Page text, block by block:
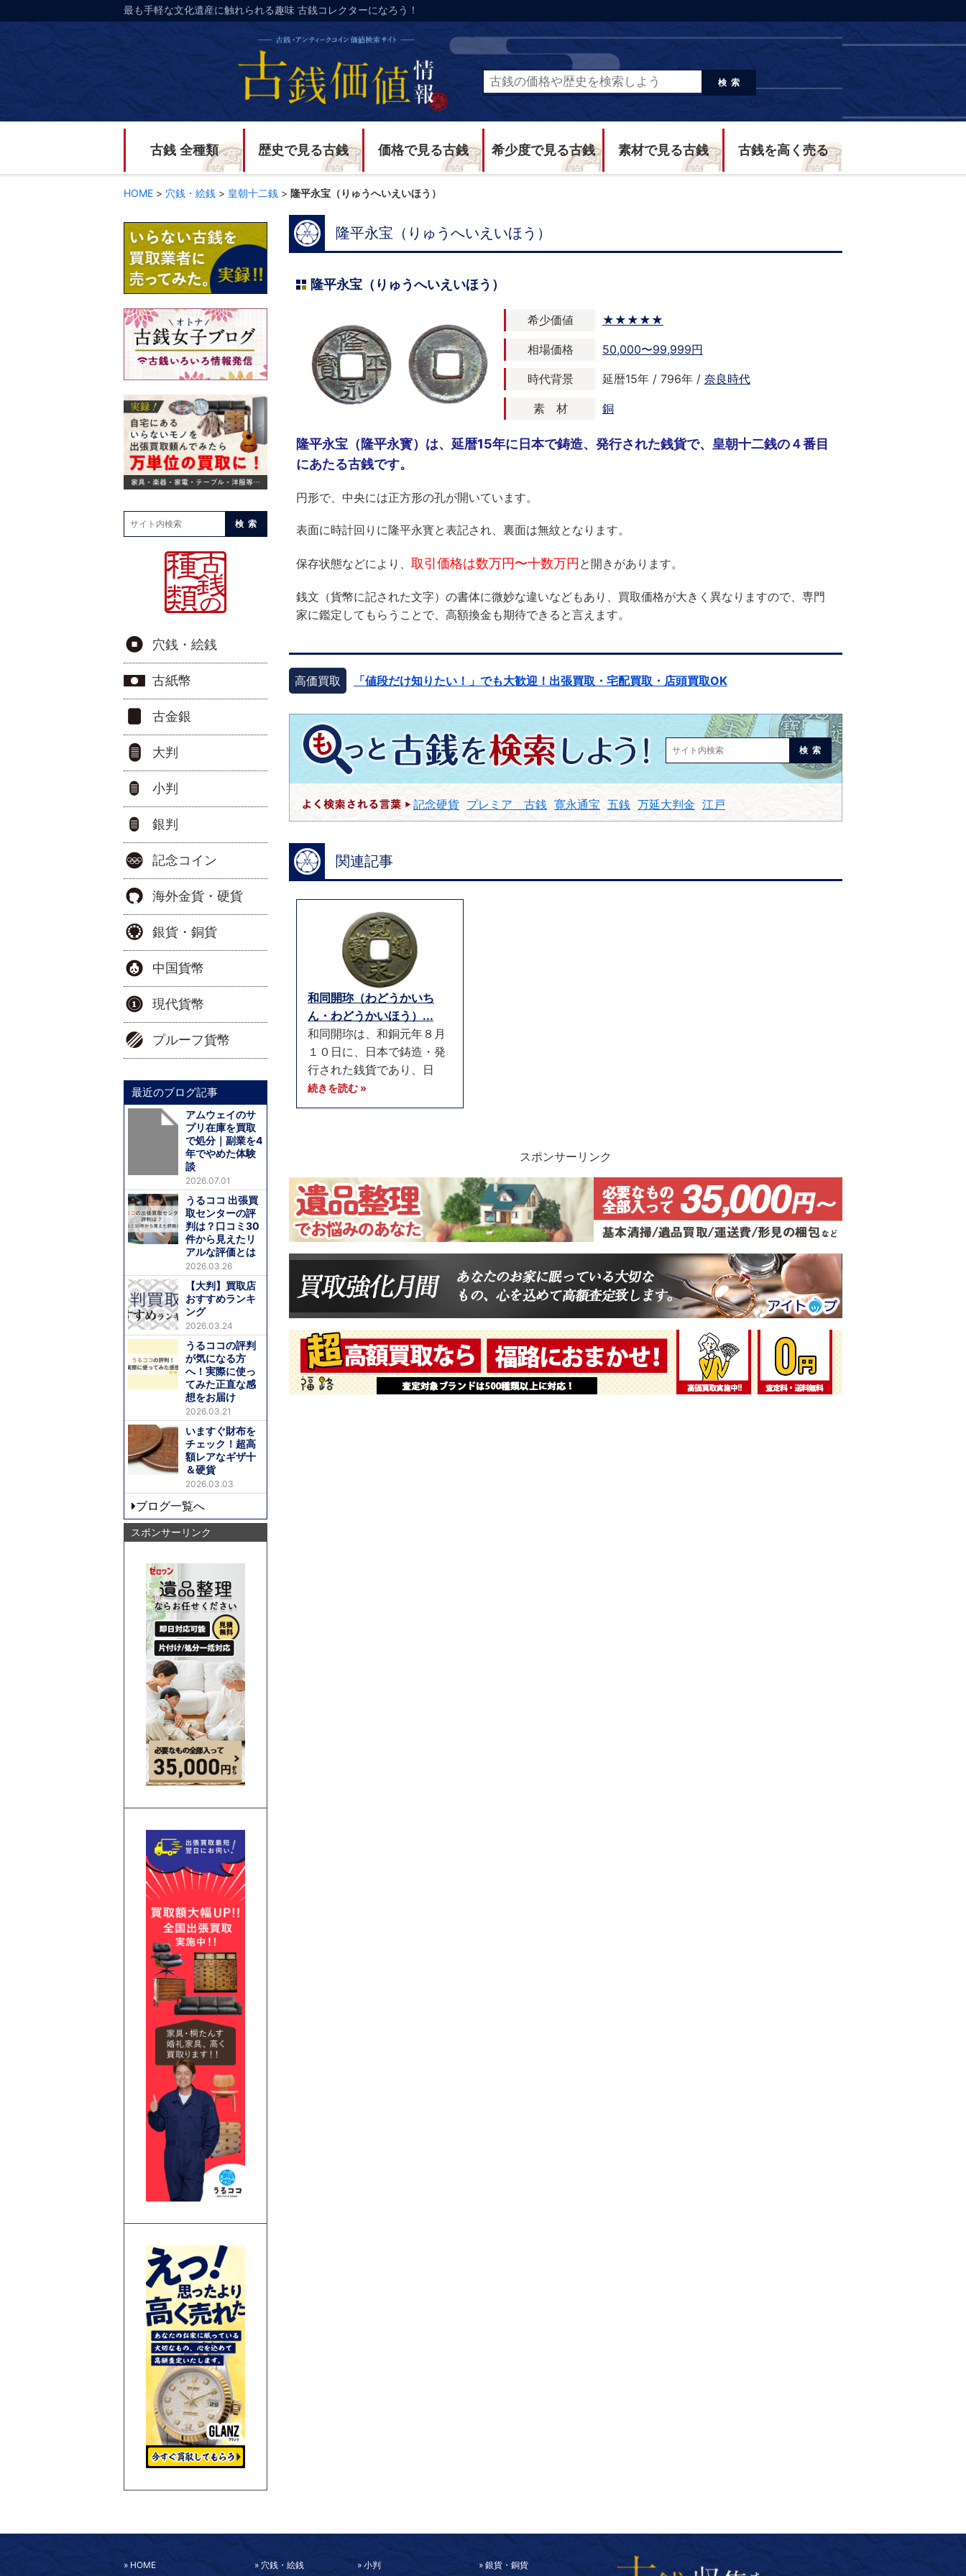
最も手軽な文化遺産に触れられる趣味 古銭コレクターになろう！
検索
古銭 全種類 歴史で見る古銭 価格で見る古銭 希少度で見る古銭 素材で見る古銭 古銭を高く売る
HOME > 穴銭・絵銭 > 皇朝十二銭 > 隆平永宝（りゅうへいえいほう）
隆平永宝（りゅうへいえいほう）
隆平永宝（りゅうへいえいほう）
希少価値 ★★★★★
相場価格 50,000〜99,999円
時代背景 延暦15年 / 796年 / 奈良時代
素 材 銅
隆平永宝（隆平永寳）は、延暦15年に日本で鋳造、発行された銭貨で、皇朝十二銭の４番目
にあたる古銭です。
円形で、中央には正方形の孔が開いています。
表面に時計回りに隆平永寳と表記され、裏面は無紋となります。
保存状態などにより、 取引価格は数万円〜十数万円 と開きがあります。
銭文（貨幣に記された文字）の書体に微妙な違いなどもあり、買取価格が大きく異なりますので、専門
家に鑑定してもらうことで、高額換金も期待できると言えます。
高価買取 「値段だけ知りたい！」でも大歓迎！出張買取・宅配買取・店頭買取OK
検索
記念硬貨 プレミア 古銭 寛永通宝 五銭 万延大判金 江戸
関連記事
和同開珎（わどうかいち
ん・わどうかいほう）...
和同開珎は、和銅元年８月
１０日に、日本で鋳造・発
行された銭貨であり、日
続きを読む »
スポンサーリンク
検索
穴銭・絵銭
古紙幣
古金銀
大判
小判
銀判
記念コイン
海外金貨・硬貨
銀貨・銅貨
中国貨幣
現代貨幣
プルーフ貨幣
最近のブログ記事
アムウェイのサ
プリ在庫を買取
で処分｜副業を4
年でやめた体験
談
2026.07.01
うるココ 出張買
取センターの評
判は？口コミ30
件から見えたリ
アルな評価とは
2026.03.26
【大判】買取店
おすすめランキ
ング
2026.03.24
うるココの評判
が気になる方
へ！実際に使っ
てみた正直な感
想をお届け
2026.03.21
いますぐ財布を
チェック！超高
額レアなギザ十
＆硬貨
2026.03.03
ブログ一覧へ
スポンサーリンク
HOME 穴銭・絵銭 小判 銀貨・銅貨